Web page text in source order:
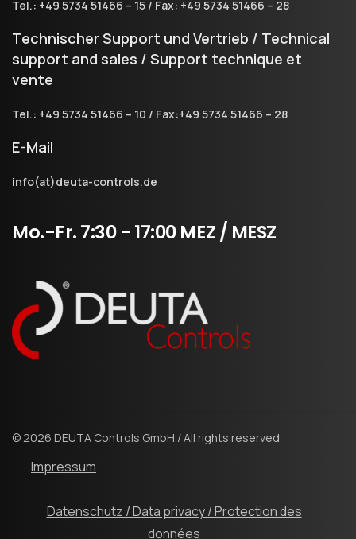
Tel.: +49 5734 51466 – 15 / Fax: +49 5734 51466 – 28
Technischer Support und Vertrieb / Technical
support and sales / Support technique et
vente
Tel.: +49 5734 51466 – 10 / Fax:+49 5734 51466 – 28
E-Mail
info(at)deuta-controls.de
Mo.-Fr.7:30 - 17:00MEZ/ MESZ
© 2026 DEUTA Controls GmbH / All rights reserved
Impressum
Datenschutz / Data privacy / Protection des
données